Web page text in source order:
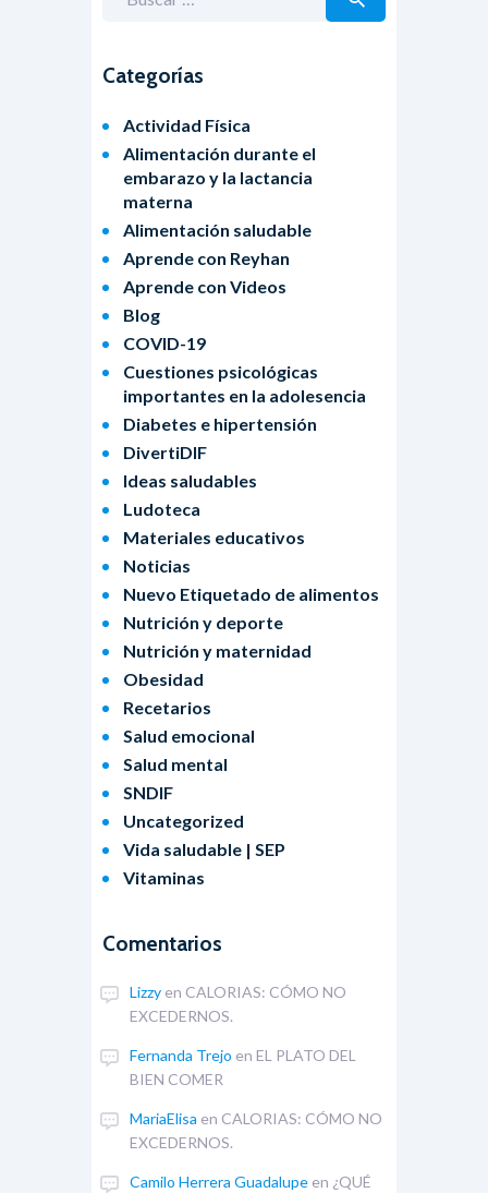
Categorías
Actividad Física
Alimentación durante el
embarazo y la lactancia
materna
Alimentación saludable
Aprende con Reyhan
Aprende con Videos
Blog
COVID-19
Cuestiones psicológicas
importantes en la adolesencia
Diabetes e hipertensión
DivertiDIF
Ideas saludables
Ludoteca
Materiales educativos
Noticias
Nuevo Etiquetado de alimentos
Nutrición y deporte
Nutrición y maternidad
Obesidad
Recetarios
Salud emocional
Salud mental
SNDIF
Uncategorized
Vida saludable | SEP
Vitaminas
Comentarios
Lizzy en CALORIAS: CÓMO NO
EXCEDERNOS.
Fernanda Trejo enEL PLATO DEL
BIEN COMER
MariaElisa en CALORIAS: CÓMO NO
EXCEDERNOS.
Camilo Herrera Guadalupe en ¿QUÉ